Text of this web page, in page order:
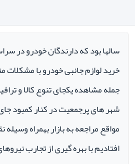
سالها بود که دارندگان خودرو در
خرید لوازم جانبی خودرو با مشکلات
جمله مشاهده یکجای تنوع کالا و
شهر های پرجمعیت در کنار کمبود
مواقع مراجعه به بازار بهمراه
افتادیم با بهره گیری از تجارب